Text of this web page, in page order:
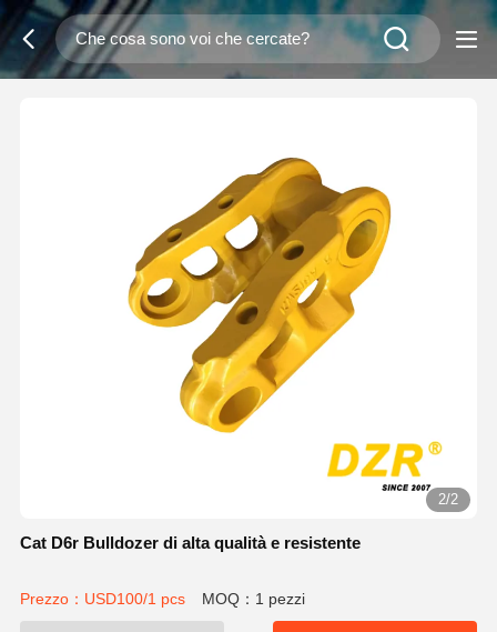
2/2
Cat D6r Bulldozer di alta qualità e resistente
Prezzo：USD100/1 pcs MOQ：1 pezzi